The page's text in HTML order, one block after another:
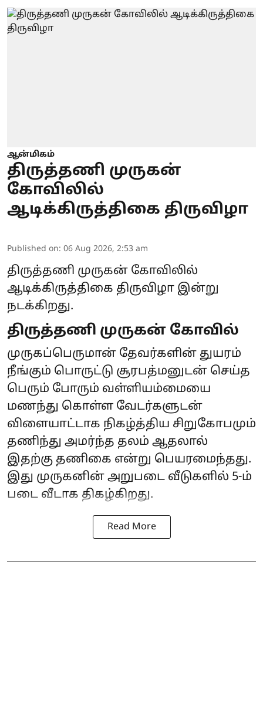
ஆன்மிகம்
திருத்தணி முருகன்
கோவிலில்
ஆடிக்கிருத்திகை திருவிழா
Published on: 06 Aug 2026, 2:53 am
திருத்தணி முருகன் கோவிலில்
ஆடிக்கிருத்திகை திருவிழா இன்று
நடக்கிறது.
திருத்தணி முருகன் கோவில்
முருகப்பெருமான் தேவர்களின் துயரம்
நீங்கும் பொருட்டு சூரபத்மனுடன் செய்த
பெரும் போரும் வள்ளியம்மையை
மணந்து கொள்ள வேடர்களுடன்
விளையாட்டாக நிகழ்த்திய சிறுகோபமும்
தணிந்து அமர்ந்த தலம் ஆதலால்
இதற்கு தணிகை என்று பெயரமைந்தது.
இது முருகனின் அறுபடை வீடுகளில் 5-ம்
படை வீடாக திகழ்கிறது.
Read More